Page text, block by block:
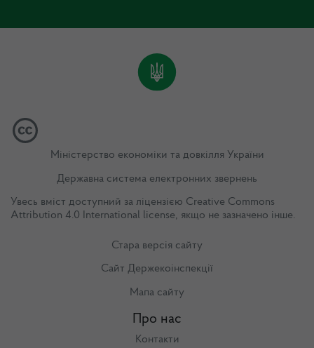
Міністерство економіки та довкілля України
Державна система електронних звернень
Увесь вміст доступний за ліцензією Creative Commons
Attribution 4.0 International license, якщо не зазначено інше.
Стара версія сайту
Сайт Держекоінспекції
Мапа сайту
Про нас
Контакти